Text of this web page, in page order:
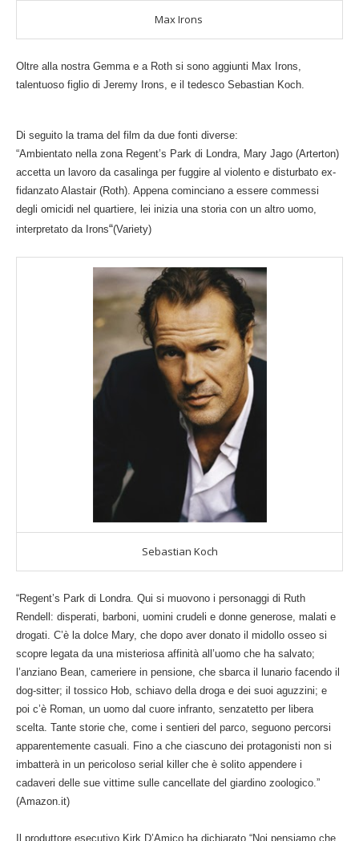
Max Irons
Oltre alla nostra Gemma e a Roth si sono aggiunti Max Irons,
talentuoso figlio di Jeremy Irons, e il tedesco Sebastian Koch.
Di seguito la trama del film da due fonti diverse:
“Ambientato nella zona Regent’s Park di Londra, Mary Jago (Arterton)
accetta un lavoro da casalinga per fuggire al violento e disturbato ex-
fidanzato Alastair (Roth). Appena cominciano a essere commessi
degli omicidi nel quartiere, lei inizia una storia con un altro uomo,
interpretato da Irons“(Variety)
Sebastian Koch
“Regent’s Park di Londra. Qui si muovono i personaggi di Ruth
Rendell: disperati, barboni, uomini crudeli e donne generose, malati e
drogati. C’è la dolce Mary, che dopo aver donato il midollo osseo si
scopre legata da una misteriosa affinità all’uomo che ha salvato;
l’anziano Bean, cameriere in pensione, che sbarca il lunario facendo il
dog-sitter; il tossico Hob, schiavo della droga e dei suoi aguzzini; e
poi c’è Roman, un uomo dal cuore infranto, senzatetto per libera
scelta. Tante storie che, come i sentieri del parco, seguono percorsi
apparentemente casuali. Fino a che ciascuno dei protagonisti non si
imbatterà in un pericoloso serial killer che è solito appendere i
cadaveri delle sue vittime sulle cancellate del giardino zoologico.”
(Amazon.it)
Il produttore esecutivo Kirk D’Amico ha dichiarato “Noi pensiamo che